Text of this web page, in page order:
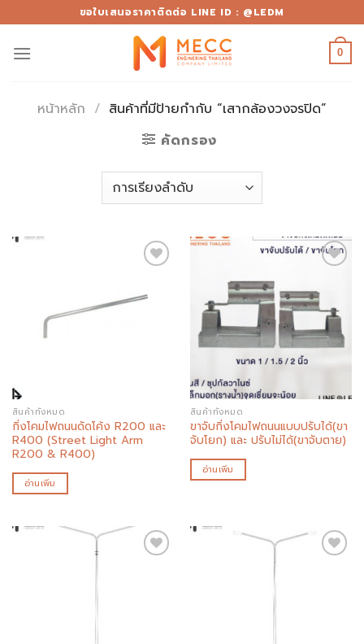
to
content
ขอใบเสนอราคาติดต่อ LINE ID : @LEDM
0
หน้าหลัก / สินค้าที่มีป้ายกำกับ “เสากล้องวงจรปิด”
คัดกรอง
Add to
สินค้าทั้งหมด
กิ่งโคมไฟถนนดัดโค้ง R200 และ
R400 (Street Light Arm
R200 & R400)
อ่านเพิ่ม
Add to
wishlist
สินค้าทั้งหมด
ขาจับกิ่งโคมไฟถนนแบบปรับได้(ขา
จับโยก) และ ปรับไม่ได้(ขาจับตาย)
อ่านเพิ่ม